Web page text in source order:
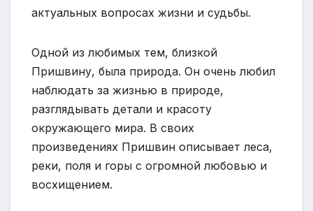
актуальных вопросах жизни и судьбы.
Одной из любимых тем, близкой
Пришвину, была природа. Он очень любил
наблюдать за жизнью в природе,
разглядывать детали и красоту
окружающего мира. В своих
произведениях Пришвин описывает леса,
реки, поля и горы с огромной любовью и
восхищением.